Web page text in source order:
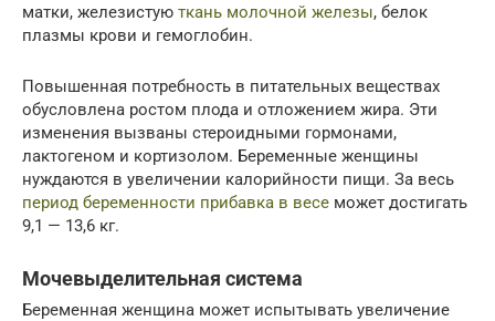
матки, железистую ткань молочной железы, белок
плазмы крови и гемоглобин.
Повышенная потребность в питательных веществах
обусловлена ​​ростом плода и отложением жира. Эти
изменения вызваны стероидными гормонами,
лактогеном и кортизолом. Беременные женщины
нуждаются в увеличении калорийности пищи. За весь
период беременности прибавка в весе может достигать
9,1 — 13,6 кг.
Мочевыделительная система
Беременная женщина может испытывать увеличение